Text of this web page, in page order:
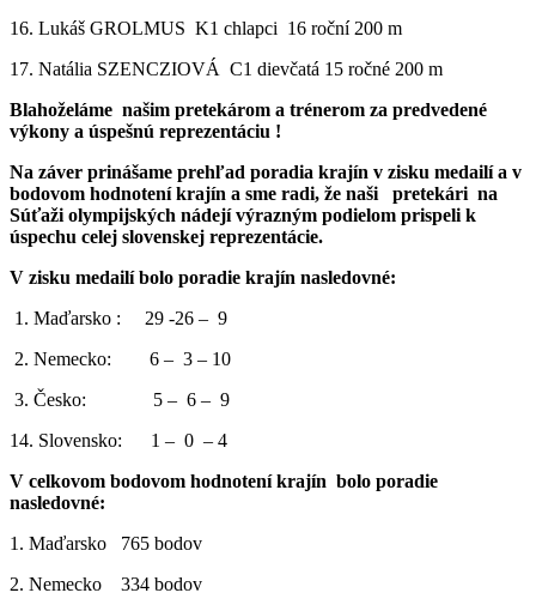
16. Lukáš GROLMUS K1 chlapci 16 roční 200 m
17. Natália SZENCZIOVÁ C1 dievčatá 15 ročné 200 m
Blahoželáme našim pretekárom a trénerom za predvedené
výkony a úspešnú reprezentáciu !
Na záver prinášame prehľad poradia krajín v zisku medailí a v
bodovom hodnotení krajín a sme radi, že naši pretekári na
Súťaži olympijských nádejí výrazným podielom prispeli k
úspechu celej slovenskej reprezentácie.
V zisku medailí bolo poradie krajín nasledovné:
1. Maďarsko : 29 -26 – 9
2. Nemecko: 6 – 3 – 10
3. Česko: 5 – 6 – 9
14. Slovensko: 1 – 0 – 4
V celkovom bodovom hodnotení krajín bolo poradie
nasledovné:
1. Maďarsko 765 bodov
2. Nemecko 334 bodov